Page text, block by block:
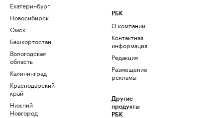
Екатеринбург
Новосибирск
Омск
Башкортостан
Вологодская
область
Калининград
Краснодарский
край
Нижний
Новгород
РБК
О компании
Контактная
информация
Редакция
Размещение
рекламы
Другие
продукты
РБК